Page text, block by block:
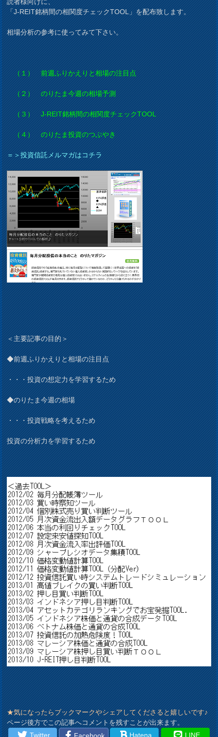
「J-REIT銘柄間の相関度チェックTOOL」を配布致します。
相場分析の参考に使ってみて下さい。
（１） 前週ふりかえりと相場の注目点
（２） のりたま今週の相場予測
（３） J-REIT銘柄間の相関度チェックTOOL
（４） のりたま投資のつぶやき
＝＞投資信託メルマガはコチラ
＜主要記事の目的＞
◆前週ふりかえりと相場の注目点
・・・投資の想定力を学習するため
◆のりたま今週の相場
・・・投資戦略を考えるため
投資の分析力を学習するため
★気になったらブックマークやシェアしてくださると嬉しいです♪
ページ後方でこの記事へコメントを残すことが出来ます。
Twitter
Facebook Hatena LINE